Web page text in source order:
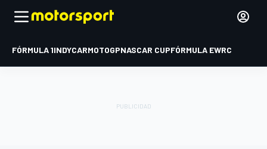
FÓRMULA 1INDYCARMOTOGPNASCAR CUPFÓRMULA EWRC